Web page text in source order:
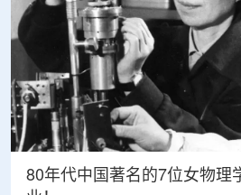
80年代中国著名的7位女物理